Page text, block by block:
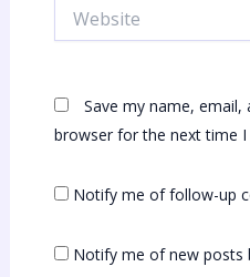
Save my name, email,
browser for the next time
Notify me of follow-up
Notify me of new posts